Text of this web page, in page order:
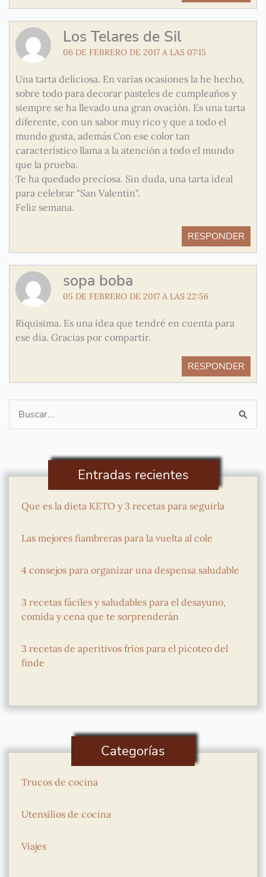
Los Telares de Sil
06 DE FEBRERO DE 2017 A LAS 07:15
Una tarta deliciosa. En varias ocasiones la he hecho,
sobre todo para decorar pasteles de cumpleaños y
siempre se ha llevado una gran ovación. Es una tarta
diferente, con un sabor muy rico y que a todo el
mundo gusta, además Con ese color tan
característico llama a la atención a todo el mundo
que la prueba.
Te ha quedado preciosa. Sin duda, una tarta ideal
para celebrar "San Valentín".
Feliz semana.
RESPONDER
sopa boba
05 DE FEBRERO DE 2017 A LAS 22:56
Riquisima. Es una idea que tendré en cuenta para
ese día. Gracias por compartir.
RESPONDER
Buscar
por:
Entradas recientes
Que es la dieta KETO y 3 recetas para seguirla
Las mejores fiambreras para la vuelta al cole
4 consejos para organizar una despensa saludable
3 recetas fáciles y saludables para el desayuno,
comida y cena que te sorprenderán
3 recetas de aperitivos fríos para el picoteo del
finde
Categorías
Trucos de cocina
Utensilios de cocina
Viajes